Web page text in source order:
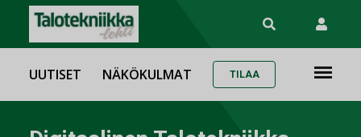
UUTISET NÄKÖKULMAT TILAA